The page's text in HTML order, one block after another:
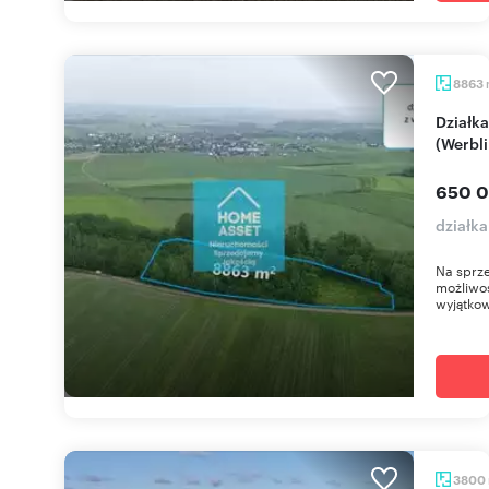
8863
Działka 8 863 m² pod zabudowę 3 domów
650
Na
3800